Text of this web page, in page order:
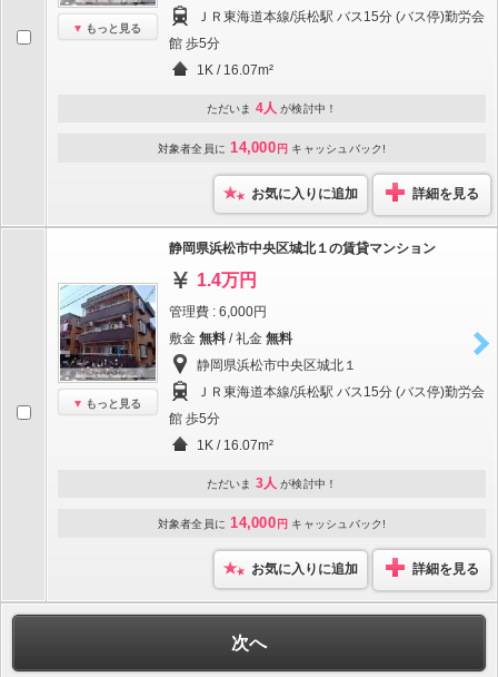
もっと見る
ＪＲ東海道本線/浜松駅 バス15分 (バス停)勤労会
館 歩5分
1K / 16.07m²
ただいま 4人 が検討中！
対象者全員に 14,000 円 キャッシュバック!
お気に入りに追加 詳細を見る
もっと見る
静岡県浜松市中央区城北１の賃貸マンション
1.4万円
管理費 : 6,000円
敷金 無料 / 礼金 無料
静岡県浜松市中央区城北１
ＪＲ東海道本線/浜松駅 バス15分 (バス停)勤労会
館 歩5分
1K / 16.07m²
ただいま 3人 が検討中！
対象者全員に 14,000 円 キャッシュバック!
お気に入りに追加 詳細を見る
次へ